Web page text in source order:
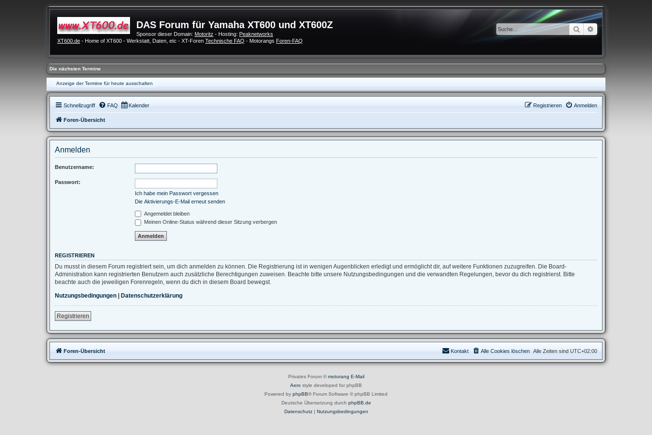
DAS Forum für Yamaha XT600 und XT600Z
Sponsor dieser Domain: Motoritz - Hosting: Peaknetworks
XT600.de - Home of XT600 - Werkstatt, Daten, etc - XT-Foren Technische FAQ - Motorangs Foren-FAQ
Suche Erweiterte Suche
Die nächsten Termine
Anzeige der Termine für heute ausschalten
Schnellzugriff FAQ Kalender Anmelden
Registrieren
Foren-Übersicht
Anmelden
Benutzername:
Passwort:
Ich habe mein Passwort vergessen
Die Aktivierungs-E-Mail erneut senden
Angemeldet bleiben
Meinen Online-Status während dieser Sitzung verbergen
REGISTRIEREN
Du musst in diesem Forum registriert sein, um dich anmelden zu können. Die Registrierung ist in wenigen Augenblicken erledigt und ermöglicht dir, auf weitere Funktionen zuzugreifen. Die Board-
Administration kann registrierten Benutzern auch zusätzliche Berechtigungen zuweisen. Beachte bitte unsere Nutzungsbedingungen und die verwandten Regelungen, bevor du dich registrierst. Bitte
beachte auch die jeweiligen Forenregeln, wenn du dich in diesem Board bewegst.
Nutzungsbedingungen
Datenschutzerklärung
Registrieren
Foren-Übersicht Alle Zeiten sind UTC+02:00
Alle Cookies löschen
Kontakt
Privates Forum ©motorang E-Mail
Aero style developed for phpBB
Powered by phpBB® Forum Software © phpBB Limited
Deutsche Übersetzung durch phpBB.de
Datenschutz| Nutzungsbedingungen